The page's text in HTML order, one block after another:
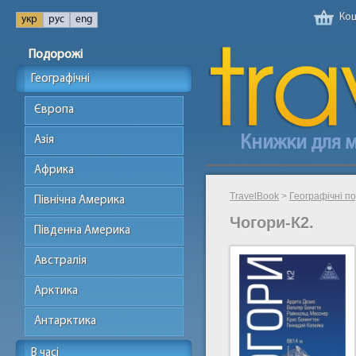
Подорожі
Географічні
Європа
Азія
Африка
Північна Америка
Південна Америка
Австралія
Арктика
Антарктика
В часі
Книжки для
TravelBook > Географічні
Чогори-К2.